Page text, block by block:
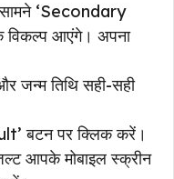
‘Secondary
आएंगे। अपना
जन्म तिथि सही-सही
बटन पर क्लिक करें।
आपके मोबाइल स्क्रीन